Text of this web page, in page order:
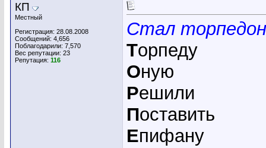
КП
Местный
Регистрация: 28.08.2008
Сообщений: 4,656
Поблагодарили: 7,570
Вес репутации: 23
Репутация: 116
Стал
Торпеду
Оную
Решили
Поставить
Епифану